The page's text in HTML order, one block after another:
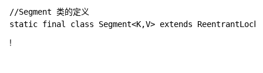
//Segment 类的定义
!